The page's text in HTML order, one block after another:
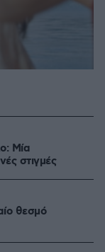
Μία
στιγμές
θεσμό